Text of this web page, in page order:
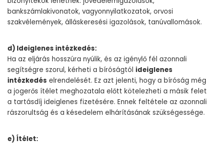
bankszámlakivonatok, vagyonnyilatkozatok, orvosi
szakvélemények, álláskeresési igazolások, tanúvallomások.
d) Ideiglenes intézkedés:
Ha az eljárás hosszúra nyúlik, és az igénylő fél azonnali
segítségre szorul, kérheti a bíróságtól ideiglenes
intézkedés elrendelését. Ez azt jelenti, hogy a bíróság még
a jogerős ítélet meghozatala előtt kötelezheti a másik felet
a tartásdíj ideiglenes fizetésére. Ennek feltétele az azonnali
rászorultság és a késedelem elhárításának szükségessége.
e) Ítélet: